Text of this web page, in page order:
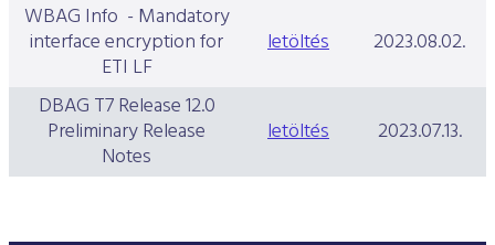
WBAG Info - Mandatory
interface encryption for
ETI LF
letöltés
2023.08.02.
DBAG T7 Release 12.0
Preliminary Release
Notes
letöltés 2023.07.13.